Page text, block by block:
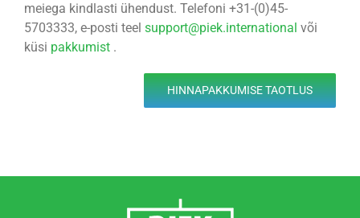
meiega kindlasti ühendust. Telefoni +31-(0)45-
5703333, e-posti teel support@piek.international või
küsi pakkumist.
HINNAPAKKUMISE TAOTLUS